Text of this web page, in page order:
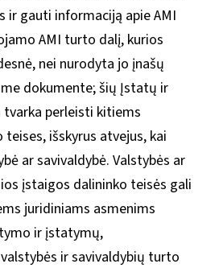
ir gauti informaciją apie AMI
AMI turto dalį, kurios
nei nurodyta jo įnašų
dokumente; šių Įstatų ir
perleisti kitiems
išskyrus atvejus, kai
ar savivaldybė. Valstybės ar
įstaigos dalininko teisės gali
juridiniams asmenims
ir įstatymų,
ir savivaldybių turto